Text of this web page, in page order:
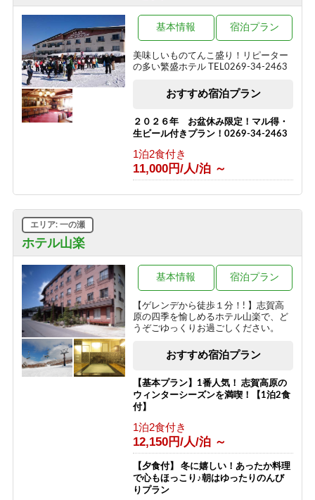
19,400円/人/泊 ～
ひすい色の温泉の熊の湯＼1泊2食お試
しプラン～萌葱moegi～／
15,000円/人/泊 ～
「りんごで育った信州牛」だけを使っ
た≪1泊2食最高級肉肉プラン≫（連泊
1泊2食付き
24,290円/人/泊 ～
16,000円/人/泊 ～
信州の恵み！旨味たっぷりきのこ料理
《熊の湯信州茸づくしプラン》
1泊2食付き
16,000円/人/泊 ～
アメニティが付かないけどお得に泊ま
1泊2食付き
16,200円/人/泊 ～
1日1組限定＼ロイヤルルーム／４つの
特典付き特別室プラン
1泊2食付き
30,200円/人/泊 ～
美味しいものてんこ盛り！リピーター
の多い繁盛ホテル TEL0269-34-2463
基本情報 宿泊プラン
おすすめ宿泊プラン
２０２６年 お盆休み限定！マル得・
生ビール付きプラン！0269-34-2463
1泊2食付き
11,000円/人/泊 ～
ホテル山楽
エリア: 一の瀬
【ゲレンデから徒歩１分！! 】志賀高
原の四季を愉しめるホテル山楽で、ど
うぞごゆっくりお過ごしください。
基本情報 宿泊プラン
おすすめ宿泊プラン
【基本プラン】1番人気！ 志賀高原の
ウィンターシーズンを満喫！【1泊2食
付】
1泊2食付き
12,150円/人/泊 ～
【夕食付】 冬に嬉しい！あったか料理
で心もほっこり♪朝はゆったりのんび
りプラン